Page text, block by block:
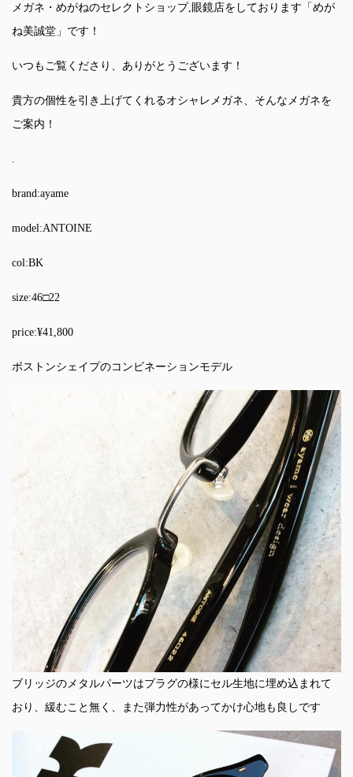
メガネ・めがねのセレクトショップ,眼鏡店をしております「めが
ね美誠堂」です！
いつもご覧くださり、ありがとうございます！
貴方の個性を引き上げてくれるオシャレメガネ、そんなメガネを
ご案内！
.
brand:ayame
model:ANTOINE
col:BK
size:46□22
price:¥41,800
ボストンシェイプのコンビネーションモデル
ブリッジのメタルパーツはプラグの様にセル生地に埋め込まれて
おり、緩むこと無く、また弾力性があってかけ心地も良しです